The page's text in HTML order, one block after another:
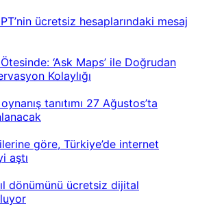
ücretsiz hesaplarındaki mesaj
‘Ask Maps’ ile Doğrudan
Kolaylığı
tanıtımı 27 Ağustos’ta
göre, Türkiye’de internet
aştı
dönümünü ücretsiz dijital